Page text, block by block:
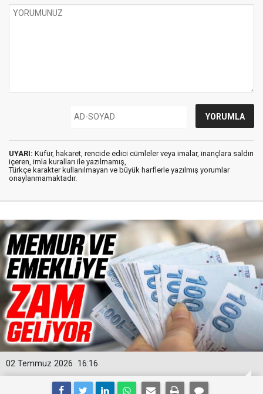
UYARI: Küfür, hakaret, rencide edici cümleler veya imalar, inançlara saldırı
içeren, imla kuralları ile yazılmamış,
Türkçe karakter kullanılmayan ve büyük harflerle yazılmış yorumlar
onaylanmamaktadır.
16:16
02 Temmuz 2026